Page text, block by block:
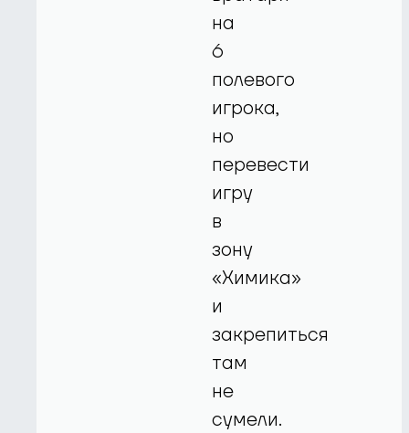
на
6
полевого
игрока,
но
перевести
игру
в
зону
«Химика»
и
закрепиться
там
не
сумели.